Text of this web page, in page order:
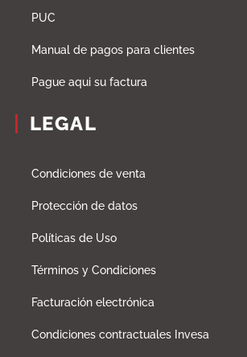
PUC
Manual de pagos para clientes
Pague aqui su factura
LEGAL
Condiciones de venta
Protección de datos
Políticas de Uso
Términos y Condiciones
Facturación electrónica
Condiciones contractuales Invesa